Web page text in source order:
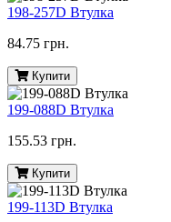
198-257D Втулка
84.75 грн.
Купити
199-088D Втулка
155.53 грн.
Купити
199-113D Втулка